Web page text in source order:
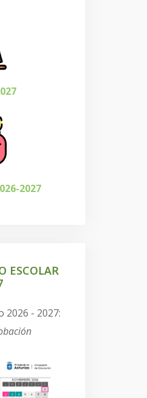
2027
ESCOLAR
2026 - 2027: